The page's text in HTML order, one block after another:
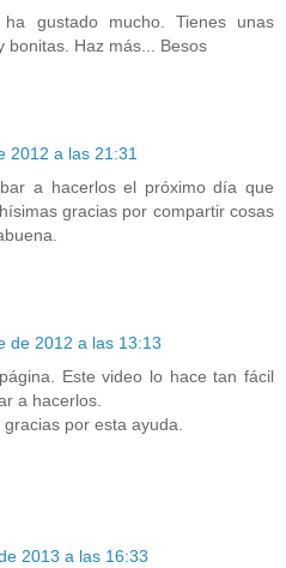
gustado mucho. Tienes unas
bonitas. Haz más... Besos
2012 a las 21:31
a hacerlos el próximo día que
gracias por compartir cosas
de 2012 a las 13:13
Este video lo hace tan fácil
a hacerlos.
por esta ayuda.
2013 a las 16:33